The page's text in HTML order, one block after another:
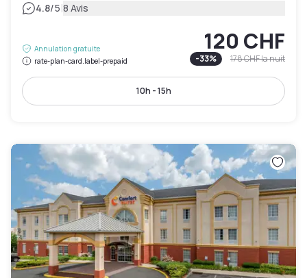
4.8/5|8 Avis
Annulation gratuite
rate-plan-card.label-prepaid
120 CHF
-33% 178 CHFla nuit
10h - 15h